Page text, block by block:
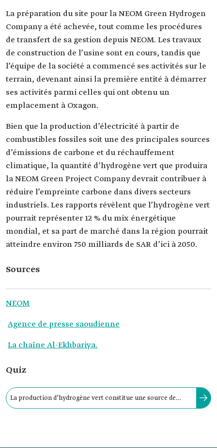
La préparation du site pour la NEOM Green Hydrogen
Company a été achevée, tout comme les procédures
de transfert de sa gestion depuis NEOM. Les travaux
de construction de l’usine sont en cours, tandis que
l’équipe de la société a commencé ses activités sur le
terrain, devenant ainsi la première entité à démarrer
ses activités parmi celles qui ont obtenu un
emplacement à Oxagon.
Bien que la production d’électricité à partir de
combustibles fossiles soit une des principales sources
d’émissions de carbone et du réchauffement
climatique, la quantité d’hydrogène vert que produira
la NEOM Green Project Company devrait contribuer à
réduire l’empreinte carbone dans divers secteurs
industriels. Les rapports révèlent que l’hydrogène vert
pourrait représenter 12 % du mix énergétique
mondial, et sa part de marché dans la région pourrait
atteindre environ 750 milliards de SAR d’ici à 2050.
Sources
NEOM
Agence de presse saoudienne
La chaîne Al-Ekhbariya.
Quiz
La production d’hydrogène vert constitue une source de